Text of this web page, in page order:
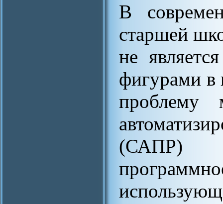
В
старшей
не
фигурами в
проблему
(САПР) -